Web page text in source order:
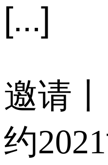
[...]
邀请
约